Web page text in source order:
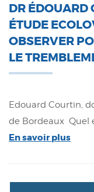
DR ÉDOUARD
ÉTUDE
OBSERVER
LE
Edouard Courtin,
de Bordeaux Quel
En savoir plus